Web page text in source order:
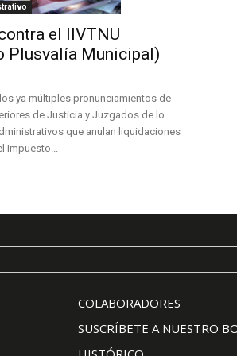
el IIVTNU
Plusvalía Municipal)
ya múltiples pronunciamientos de
de Justicia y Juzgados de lo
que anulan liquidaciones
Impuesto...
COLABORADORES
SUSCRÍBETE A NUESTRO